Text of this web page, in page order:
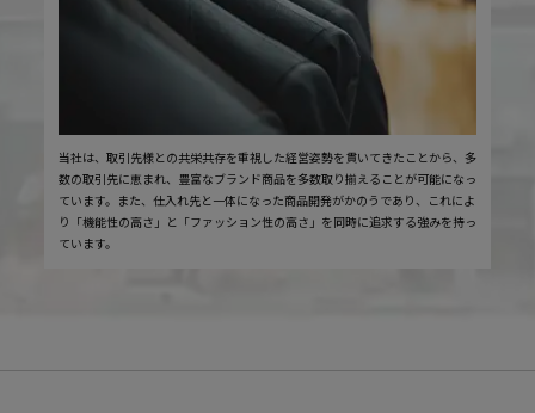
当社は、取引先様との共栄共存を重視した経営姿勢を貫いてきたことから、多
数の取引先に恵まれ、豊富なブランド商品を多数取り揃えることが可能になっ
ています。また、仕入れ先と一体になった商品開発がかのうであり、これによ
り「機能性の高さ」と「ファッション性の高さ」を同時に追求する強みを持っ
ています。